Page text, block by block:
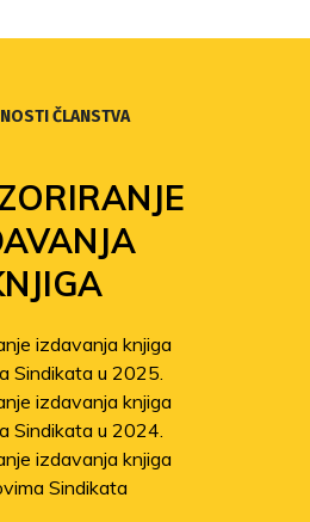
ČLANSTVA
izdavanja knjiga
Sindikata u 2025.
izdavanja knjiga
Sindikata u 2024.
izdavanja knjiga
Sindikata